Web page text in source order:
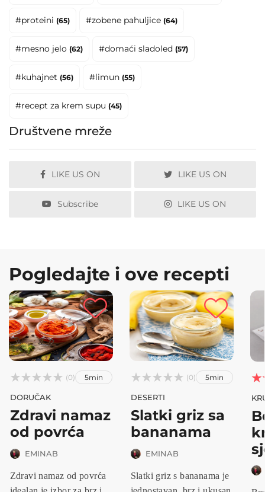
#proteini (65) #zobene pahuljice (64)
#mesno jelo (62) #domaći sladoled (57)
#kuhajnet (56) #limun (55)
#recept za krem supu (45)
Društvene mreže
LIKE US ON LIKE US ON
Subscribe LIKE US ON
Pogledajte i ove recepti


 (0) 5min
DORUČAK
Zdravi namaz
od povrća
EMINAB
Zdravi namaz od povrća


 (0) 5min
DESERTI
Slatki griz sa
bananama
EMINAB
Slatki griz s bananama je